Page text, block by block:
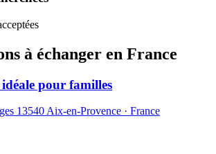
à échanger en France
pour familles
13540 Aix-en-Provence · France